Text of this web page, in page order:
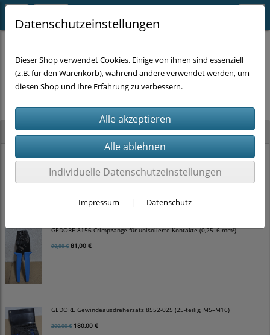
Neu im Shop
GEDORE 7 R 10 Maul-Ringratschenschlüssel (SW 10 mm, 160 mm)
10,00 €
GEDORE 8156 Crimpzange für unisolierte Kontakte (0,25–6 mm²)
90,00 € 81,00 €
GEDORE Gewindeausdrehersatz 8552-025 (25-teilig, M5–M16)
200,00 € 180,00 €
Es wurden leider keine Produkte gefunden.
Datenschutzeinstellungen
Dieser Shop verwendet Cookies. Einige von ihnen sind essenziell
(z.B. für den Warenkorb), während andere verwendet werden, um
diesen Shop und Ihre Erfahrung zu verbessern.
Individuelle Datenschutzeinstellungen
Impressum | Datenschutz